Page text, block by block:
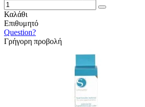
Καλάθι
Επιθυμητό
Question?
Γρήγορη προβολή